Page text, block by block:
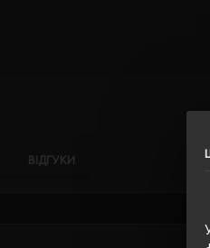
ВІДГУКИ